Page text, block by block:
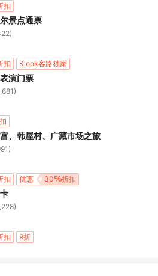
扣
景点通票
扣 Klook客路独家
演门票
、韩屋村、广藏市场之旅
扣 30 折扣
优惠
扣 9折